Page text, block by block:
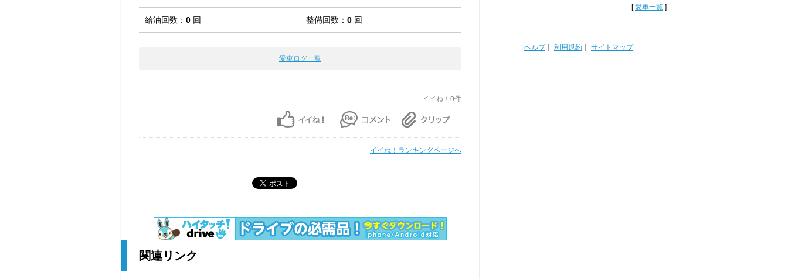
給油回数： 0 回 整備回数： 0 回
愛車ログ一覧
イイね！0件
イイね！ランキングページへ
関連リンク
[愛車一覧 ]
ヘルプ｜ 利用規約 サイトマップ